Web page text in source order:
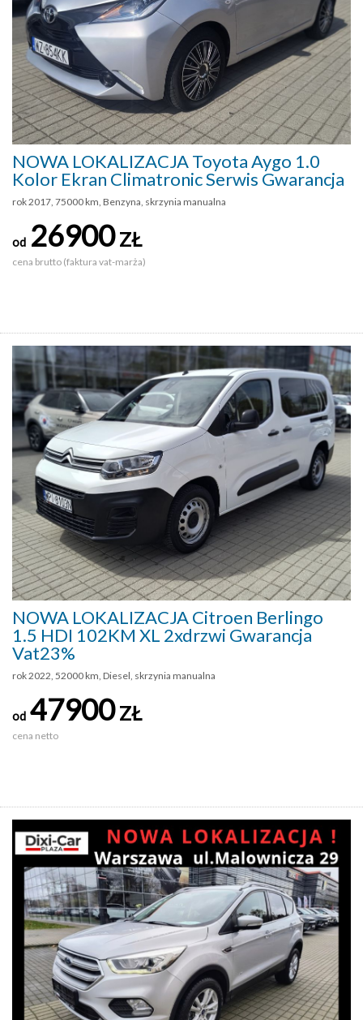
NOWA LOKALIZACJA Toyota Aygo 1.0
Kolor Ekran Climatronic Serwis Gwarancja
rok 2017, 75000 km, Benzyna, skrzynia manualna
od 26900ZŁ
cena brutto (faktura vat-marża)
NOWA LOKALIZACJA Citroen Berlingo
1.5 HDI 102KM XL 2xdrzwi Gwarancja
Vat23%
rok 2022, 52000 km, Diesel, skrzynia manualna
od 47900ZŁ
cena netto